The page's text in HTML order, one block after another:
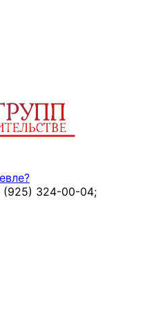
(925) 324-00-04;